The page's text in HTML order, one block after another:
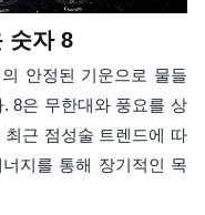
숫자 8
안정된 기운으로 물들
. 8은 무한대와 풍요를 상
근 점성술 트렌드에 따
지를 통해 장기적인 목